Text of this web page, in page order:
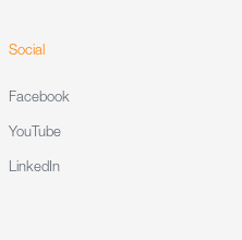
Social
Facebook
YouTube
LinkedIn